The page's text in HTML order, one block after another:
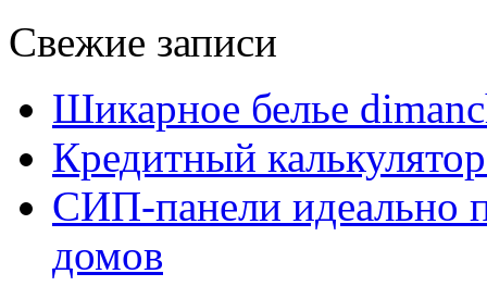
Свежие записи
Шикарное белье
Кредитный
СИП-панели идеально
домов